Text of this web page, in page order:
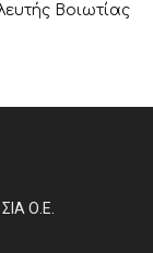
Βοιωτίας
Ο.Ε.